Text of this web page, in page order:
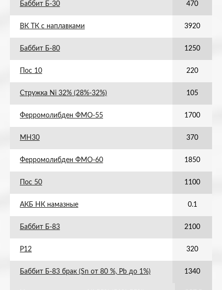
Баббит Б-30 470
ВК ТК с наплавками 3920
Баббит Б-80 1250
Пос 10 220
Стружка Ni 32% (28%-32%) 105
Ферромолибден ФМО-55 1700
МН30 370
Ферромолибден ФМО-60 1850
Пос 50 1100
АКБ НК намазные 0.1
Баббит Б-83 2100
Р12 320
Баббит Б-83 брак (Sn от 80 %, Pb до 1%) 1340